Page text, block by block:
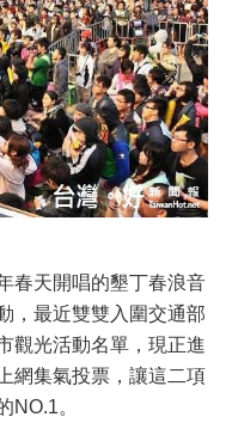
春天開唱的墾丁春浪音
，最近雙雙入圍交通部
觀光活動名單，現正進
網集氣投票，讓這二項
NO.1。